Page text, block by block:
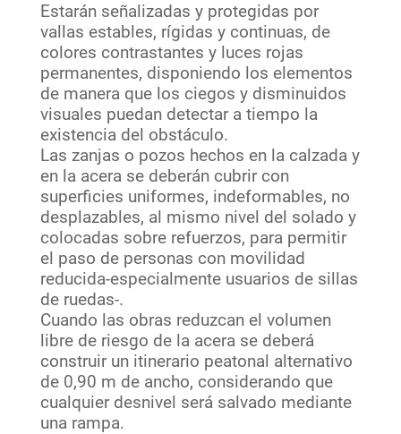
Estarán señalizadas y protegidas por
vallas estables, rígidas y continuas, de
colores contrastantes y luces rojas
permanentes, disponiendo los elementos
de manera que los ciegos y disminuidos
visuales puedan detectar a tiempo la
existencia del obstáculo.
Las zanjas o pozos hechos en la calzada y
en la acera se deberán cubrir con
superficies uniformes, indeformables, no
desplazables, al mismo nivel del solado y
colocadas sobre refuerzos, para permitir
el paso de personas con movilidad
reducida-especialmente usuarios de sillas
de ruedas-.
Cuando las obras reduzcan el volumen
libre de riesgo de la acera se deberá
construir un itinerario peatonal alternativo
de 0,90 m de ancho, considerando que
cualquier desnivel será salvado mediante
una rampa.